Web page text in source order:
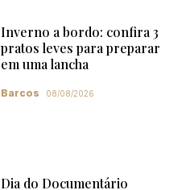
Inverno a bordo: confira 3
pratos leves para preparar
em uma lancha
Barcos 08/08/2026
Dia do Documentário